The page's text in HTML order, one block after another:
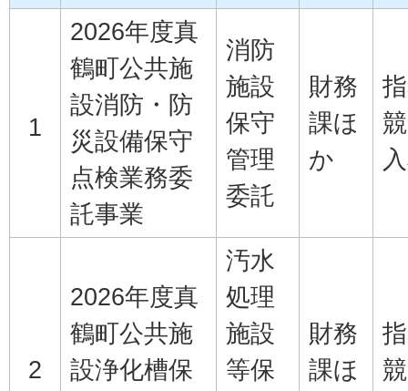
1
2026年度真
鶴町公共施
設消防・防
災設備保守
点検業務委
託事業
消防
施設
保守
管理
委託
財務
課ほ
か
2
2026年度真
鶴町公共施
設浄化槽保
汚水
処理
施設
等保
財務
課ほ